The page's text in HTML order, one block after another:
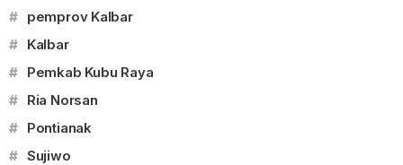
# pemprov Kalbar
# Kalbar
# Pemkab Kubu Raya
# Ria Norsan
# Pontianak
# Sujiwo